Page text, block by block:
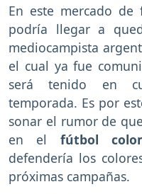
En este mercado de
podría llegar a
mediocampista
el cual ya fue
será tenido en
temporada. Es por
sonar el rumor de
en el fútbol
defendería los
próximas campañas.